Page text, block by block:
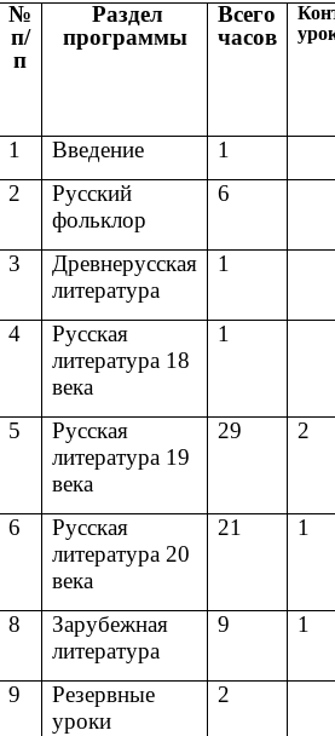
№
п/
п
Раздел
программы
Всего
часов
1 Введение
1
2
Русский
фольклор
6
3
Древнерусская
литература
1
4
Русская
литература 18
века
1
5
Русская
литература 19
века
29 2
6
Русская
литература 20
века
21 1
8
Зарубежная
литература
9 1
9
Резервные
уроки
2